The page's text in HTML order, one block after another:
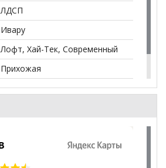
ЛДСП
Ивару
Лофт, Хай-Тек, Современный
Прихожая